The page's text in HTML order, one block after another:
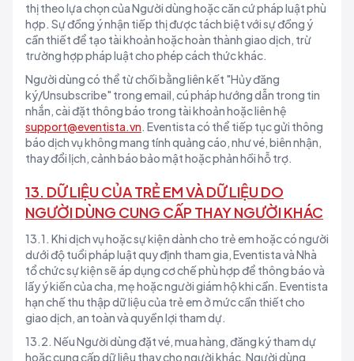
thị theo lựa chọn của Người dùng hoặc căn cứ pháp luật phù
hợp. Sự đồng ý nhận tiếp thị được tách biệt với sự đồng ý
cần thiết để tạo tài khoản hoặc hoàn thành giao dịch, trừ
trường hợp pháp luật cho phép cách thức khác.
Người dùng có thể từ chối bằng liên kết "Hủy đăng
ký/Unsubscribe" trong email, cú pháp hướng dẫn trong tin
nhắn, cài đặt thông báo trong tài khoản hoặc liên hệ
support@eventista.vn. Eventista có thể tiếp tục gửi thông
báo dịch vụ không mang tính quảng cáo, như vé, biên nhận,
thay đổi lịch, cảnh báo bảo mật hoặc phản hồi hỗ trợ.
13. DỮ LIỆU CỦA TRẺ EM VÀ DỮ LIỆU DO
NGƯỜI DÙNG CUNG CẤP THAY NGƯỜI KHÁC
13.1. Khi dịch vụ hoặc sự kiện dành cho trẻ em hoặc có người
dưới độ tuổi pháp luật quy định tham gia, Eventista và Nhà
tổ chức sự kiện sẽ áp dụng cơ chế phù hợp để thông báo và
lấy ý kiến của cha, mẹ hoặc người giám hộ khi cần. Eventista
hạn chế thu thập dữ liệu của trẻ em ở mức cần thiết cho
giao dịch, an toàn và quyền lợi tham dự.
13.2. Nếu Người dùng đặt vé, mua hàng, đăng ký tham dự
hoặc cung cấp dữ liệu thay cho người khác, Người dùng